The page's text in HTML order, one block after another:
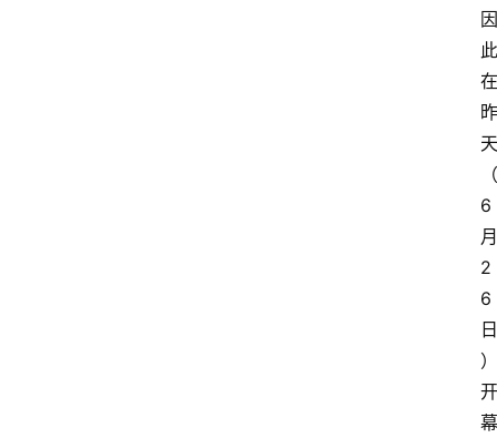
因
此
在
昨
天
（
6
月
2
6
日
）
开
幕